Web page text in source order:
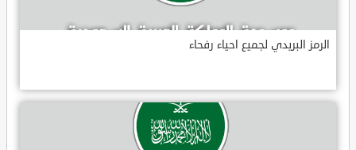
الرمز البريدي لجميع احياء رفحاء